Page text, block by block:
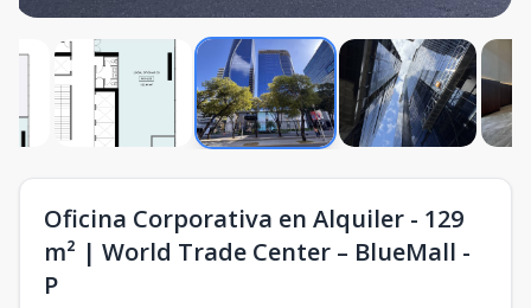
Oficina Corporativa en Alquiler - 129
m² | World Trade Center – BlueMall -
P